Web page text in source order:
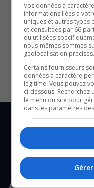
SOUTENIR NOS
CULTURE
Vos données à
informations liées à
uniques et autres types
et consultées par 66
ou utilisées
nous-mêmes sommes
géolocalisation précises.
Certains fournisseurs
données à caractère
légitime. Vous pouvez
ci-dessous.
le menu du site pour
dans les paramètres